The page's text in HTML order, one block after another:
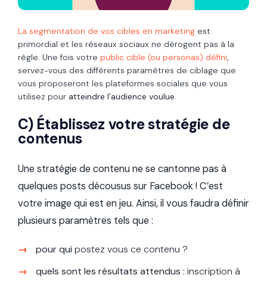
La segmentation de vos cibles en marketing est
primordial et les réseaux sociaux ne dérogent pas à la
règle. Une fois votre public cible (ou personas) défini,
servez-vous des différents paramètres de ciblage que
vous proposeront les plateformes sociales que vous
utilisez pour atteindre l’audience voulue.
C) Établissez votre stratégie de
contenus
Une stratégie de contenu ne se cantonne pas à
quelques posts décousus sur Facebook ! C’est
votre image qui est en jeu. Ainsi, il vous faudra définir
plusieurs paramètres tels que :
pour qui postez vous ce contenu ?
quels sont les résultats attendus : inscription à